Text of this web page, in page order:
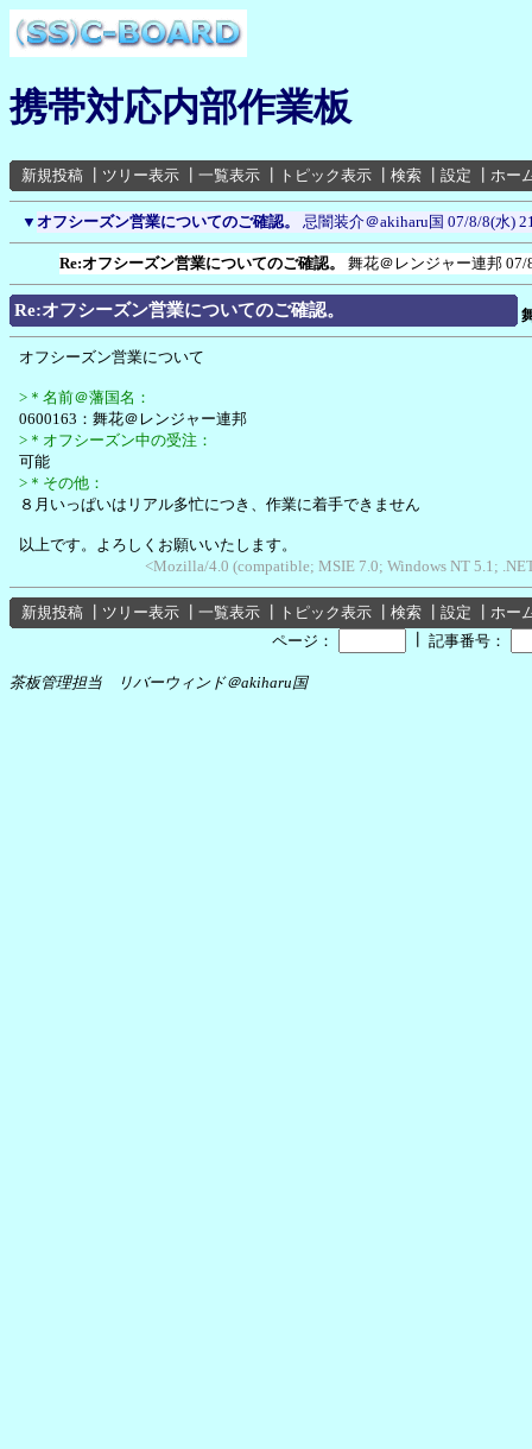
携帯対応内部作業板
新規投稿 ツリー表示 一覧表示 トピック表示 検索 設定 ホー
▼ オフシーズン営業についてのご確認。 忌闇装介＠akiharu国 07/8/8(水)
Re:オフシーズン営業についてのご確認。 舞花＠レンジャー連邦 07/
Re:オフシーズン営業についてのご確認。
オフシーズン営業について
>＊名前＠藩国名：
0600163：舞花＠レンジャー連邦
>＊オフシーズン中の受注：
可能
>＊その他：
８月いっぱいはリアル多忙につき、作業に着手できません
以上です。よろしくお願いいたします。
<Mozilla/4.0 (compatible; MSIE 7.0; Windows NT 5.1;
新規投稿 ツリー表示 一覧表示 トピック表示 検索 設定
ホー
ページ：
記事番号：
茶板管理担当 リバーウィンド＠akiharu国